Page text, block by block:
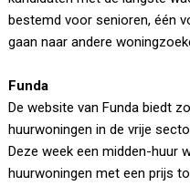
bestemd voor senioren, één
gaan naar andere
Funda
De website van Funda biedt
huurwoningen in de vrije
Deze week een midden-huur
huurwoningen met een prijs